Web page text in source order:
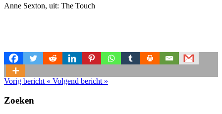
Anne Sexton, uit: The Touch
Vorig bericht « Volgend bericht »
Zoeken